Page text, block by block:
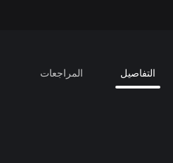
التفاصيل المراجعات